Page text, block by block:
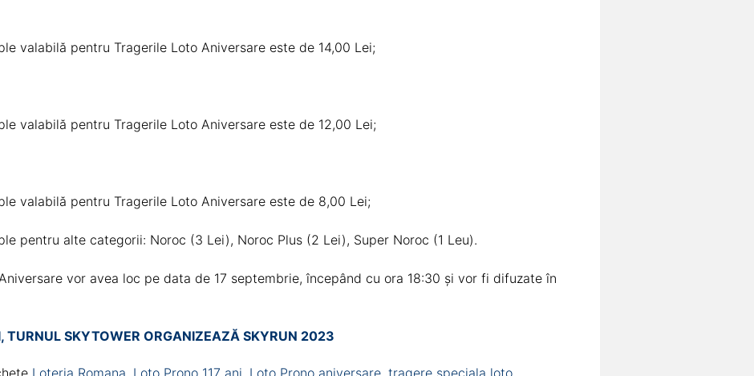
valabilă pentru Tragerile Loto Aniversare este de 14,00 Lei;
valabilă pentru Tragerile Loto Aniversare este de 12,00 Lei;
valabilă pentru Tragerile Loto Aniversare este de 8,00 Lei;
pentru alte categorii: Noroc (3 Lei), Noroc Plus (2 Lei), Super Noroc (1 Leu).
vor avea loc pe data de 17 septembrie, începând cu ora 18:30 și vor fi difuzate în
TURNUL SKYTOWER ORGANIZEAZĂ SKYRUN 2023
Loteria Romana Loto Prono 117 ani Loto Prono aniversare tragere speciala loto